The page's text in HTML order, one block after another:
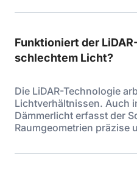
Funktioniert der
schlechtem Licht?
Die LiDAR-Technologie
Lichtverhältnissen. Auch
Dämmerlicht erfasst der
Raumgeometrien präzise